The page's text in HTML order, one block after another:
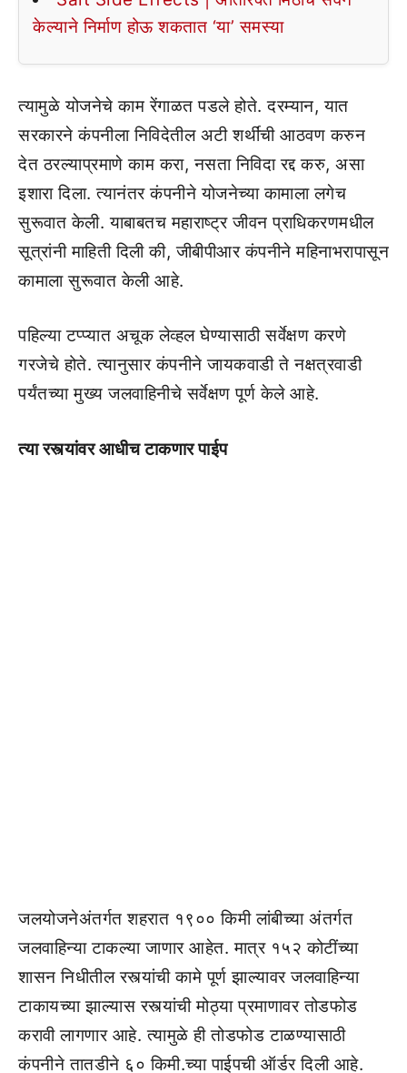
केल्याने निर्माण होऊ शकतात ‘या’ समस्या
त्यामुळे योजनेचे काम रेंगाळत पडले होते. दरम्यान, यात
सरकारने कंपनीला निविदेतील अटी शर्थींची आठवण करुन
देत ठरल्याप्रमाणे काम करा, नसता निविदा रद्द करु, असा
इशारा दिला. त्यानंतर कंपनीने योजनेच्या कामाला लगेच
सुरूवात केली. याबाबतच महाराष्ट्र जीवन प्राधिकरणमधील
सूत्रांनी माहिती दिली की, जीबीपीआर कंपनीने महिनाभरापासून
कामाला सुरूवात केली आहे.
पहिल्या टप्प्यात अचूक लेव्हल घेण्यासाठी सर्वेक्षण करणे
गरजेचे होते. त्यानुसार कंपनीने जायकवाडी ते नक्षत्रवाडी
पर्यंतच्या मुख्य जलवाहिनीचे सर्वेक्षण पूर्ण केले आहे.
त्या रस्त्यांवर आधीच टाकणार पाईप
जलयोजनेअंतर्गत शहरात १९०० किमी लांबीच्या अंतर्गत
जलवाहिन्या टाकल्या जाणार आहेत. मात्र १५२ कोटींच्या
शासन निधीतील रस्त्यांची कामे पूर्ण झाल्यावर जलवाहिन्या
टाकायच्या झाल्यास रस्त्यांची मोठ्या प्रमाणावर तोडफोड
करावी लागणार आहे. त्यामुळे ही तोडफोड टाळण्यासाठी
कंपनीने तातडीने ६० किमी.च्या पाईपची ऑर्डर दिली आहे.